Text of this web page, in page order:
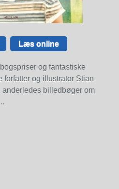
Læs online
og fantastiske
forfatter og illustrator Stian
anderledes billedbøger om